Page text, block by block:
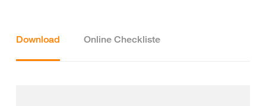
Download Online Checkliste